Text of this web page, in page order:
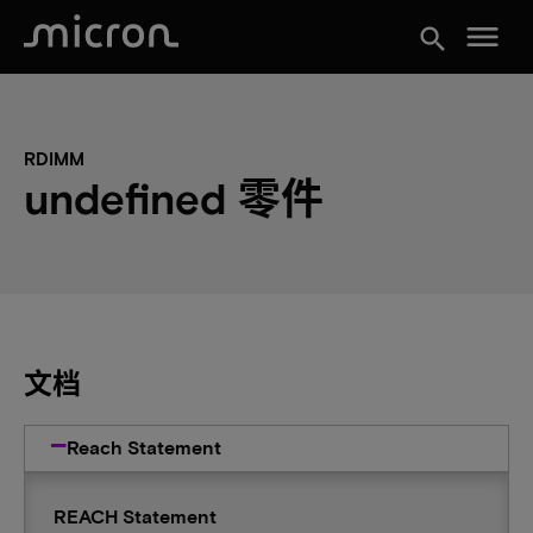
search menu
RDIMM
undefined 零件
文档
Reach Statement
REACH Statement